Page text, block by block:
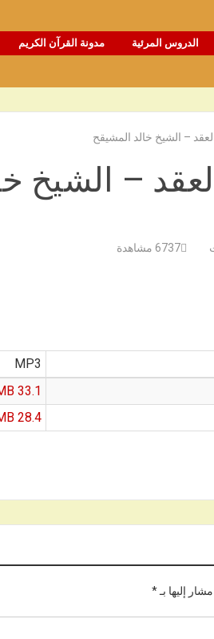
الدروس المرئية مدونة القرآن الكريم
– الشيخ خالد المشيقح
– الشيخ
6737 مشاهدة
MP3
33.1 MB
28.4 MB
إليها بـ*